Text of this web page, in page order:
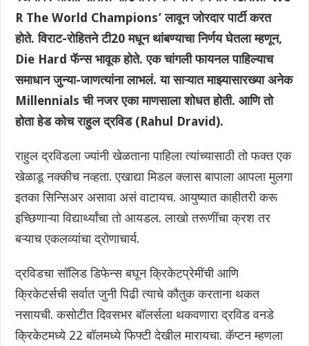
R The World Champions’ लावून जोरदार पार्टी करत
होते. विराट-रोहितने टी20 मधून थांबण्याचा निर्णय घेतला म्हणून,
Die Hard फॅन्स भावूक होते. एक चांगली फायनल पाहिल्याच
समाधान जुन्या-जाणत्यांना लाभलं. या साऱ्यात माझ्यासारख्या अनेक
Millennials ची नजर एका माणसाला शोधत होती. आणि तो
होता हेड कोच राहुल द्रविड (Rahul Dravid).
राहुल द्रविडला ज्यांनी खेळताना पाहिला त्यांच्यासाठी तो फक्त एक
खेळाडू नक्कीच नव्हता. एखाद्या मिडल क्लास बापाला आपला मुलगा
इतका सिन्सिअर असावा असं वाटायच. आयुष्यात काहीतरी करू
इच्छिणाऱ्या विद्यार्थ्यांचा तो आयडल. लाखो तरूणींचा क्रश तर
बऱ्याच एकलव्यांचा द्रोणाचार्य.
द्रविडचा सॉलिड डिफेन्स बघून क्रिकेटप्रेमींची आणि
क्रिकेटर्सची सर्वात जुनी पिढी त्याचे कौतुक करताना थकत
नसायची. कसोटीत दिवसभर बॉलर्सला थकवणारा द्रविड वनडे
क्रिकेटमध्ये 22 बॉलमध्ये फिफ्टी देखील मारायचा. कॅप्टन म्हणला